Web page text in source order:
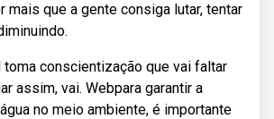
mais que a gente consiga lutar, tentar
toma conscientização que vai faltar
assim, vai. Webpara garantir a
no meio ambiente, é importante